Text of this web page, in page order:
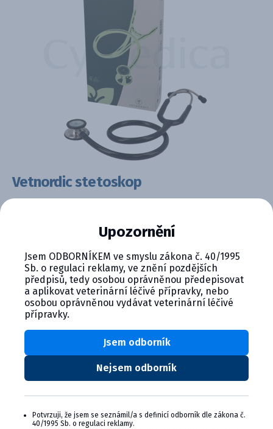
Vetnordic stetoskop
Balenie
karibská
Lieková forma:
prevencia
Spôsob použitia:
rôzne
Dodávateľ
Vetnordic
Farmakologická skupina:
Prevencia
• Stetoskop s dvojitou hlavicou
Upozornění
Jsem ODBORNÍKEM ve smyslu zákona č. 40/1995
Sb. o regulaci reklamy, ve znění pozdějších
předpisů, tedy osobou oprávněnou předepisovat
a aplikovat veterinární léčivé přípravky, nebo
osobou oprávněnou vydávat veterinární léčivé
přípravky.
Nejsem odborník
Jsem odborník
Potvrzuji, že jsem se seznámil/a s definicí odborník dle zákona č.
40/1995 Sb. o regulaci reklamy.